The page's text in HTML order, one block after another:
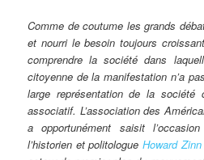
Comme de coutume les grands
et nourri le besoin toujours
comprendre la société dans
citoyenne de la manifestation n’a
large représentation de la
associatif. L’association des
a opportunément saisit
l’historien et politologueHoward